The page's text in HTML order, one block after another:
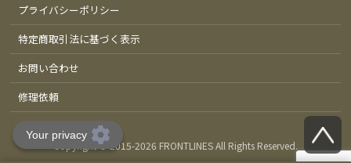
プライバシーポリシー
特定商取引法に基づく表示
お問い合わせ
修理依頼
Copyright © 2015-2026 FRONTLINES All Rights Reserved.